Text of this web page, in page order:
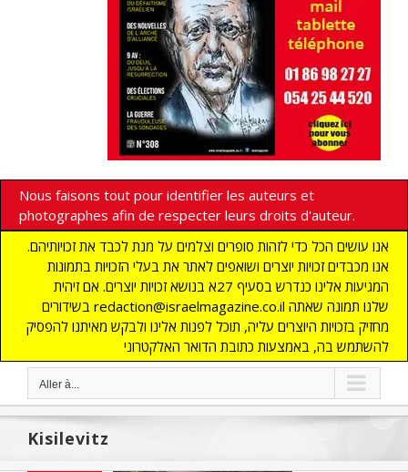
Nous faisons tout pour identifier les auteurs et
photographes afin de respecter leurs droits d'auteur.
אנו עושים הכל כדי לזהות סופרים וצלמים על מנת לכבד את זכויותיהם.
אנו מכבדים זכויות יוצרים ושואפים לאתר את בעלי הזכויות בתמונות
המגיעות אלינו כנדרש בסעיף 27א בנושא זכויות יוצרים. אם זיהית
בשידורים redaction@israelmagazine.co.il שלנו תמונה שאתה
מחזיק בזכויות היוצרים עליה, תוכל לפנות אלינו ולבקש מאיתנו להפסיק
להשתמש בה, באמצעות כתובת הדואר האלקטרוני
Aller à...
Kisilevitz